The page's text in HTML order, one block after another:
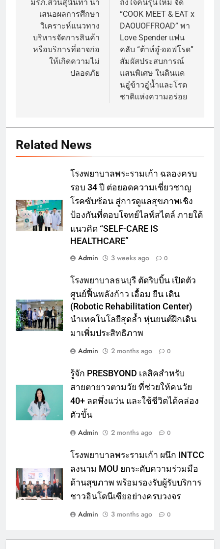
มรภ.สวนสุนันทา นำ
เสนอผลการศึกษา
วิเคราะห์แนวทาง
บริหารจัดการสินค้า
หรือบริการที่อาจก่อ
ให้เกิดความไม่
ปลอดภัย
ถึงใจคนรุ่นใหม่ จัด
“COOK MEET & EAT x
DAOUOFFROAD” พา
Love Spender แฟน
คลับ “ต้าห์อู๋-ออฟโรด”
สัมผัสประสบการณ์
แสนพิเศษ ในดินแด
นอู๋ข้าวอู๋น้ำและโรด
ชาติแห่งความอร่อย
Related News
โรงพยาบาลพระรามเก้า ฉลองครบ
รอบ 34 ปี ต่อยอดความเชี่ยวชาญ
โรคซับซ้อน สู่การดูแลสุขภาพเชิง
ป้องกันที่ตอบโจทย์ไลฟ์สไตล์ ภายใต้
แนวคิด “SELF-CARE IS
HEALTHCARE”
Admin
3 weeks ago 0
โรงพยาบาลธนบุรี ตัดริบบิ้น เปิดตัว
ศูนย์ฟื้นพลังก้าว เอื้อม ยืน เดิน
(Robotic Rehabilitation Center)
นำเทคโนโลยีสุดล้ำ หุ่นยนต์ฝึกเดิน
มาเพิ่มประสิทธิภาพ
Admin
2 months ago 0
รู้จัก PRESBYOND เลสิคสำหรับ
สายตายาวตามวัย ที่ช่วยให้คนวัย
40+ ลดพึ่งแว่น และใช้ชีวิตได้คล่อง
ตัวขึ้น
Admin
2 months ago 0
โรงพยาบาลพระรามเก้า ผนึก INTCC
ลงนาม MOU ยกระดับความร่วมมือ
ด้านสุขภาพ พร้อมรองรับผู้รับบริการ
ชาวอินโดนีเซียอย่างครบวงจร
Admin
3 months ago 0